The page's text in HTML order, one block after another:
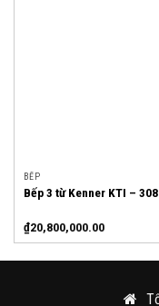
BẾP
Bếp 3 từ Kenner KTI –
₫20,800,000.00